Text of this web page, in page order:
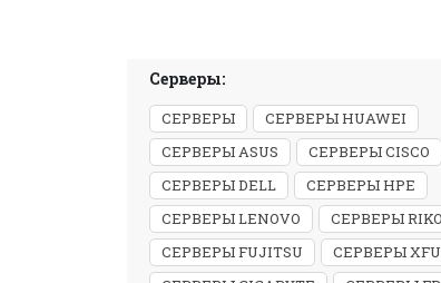
Серверы:
СЕРВЕРЫ
СЕРВЕРЫ HUAWEI
СЕРВЕРЫ ASUS
СЕРВЕРЫ CISCO
СЕРВЕРЫ DELL
СЕРВЕРЫ HPE
СЕРВЕРЫ LENOVO
СЕРВЕРЫ
СЕРВЕРЫ FUJITSU
СЕРВЕРЫ